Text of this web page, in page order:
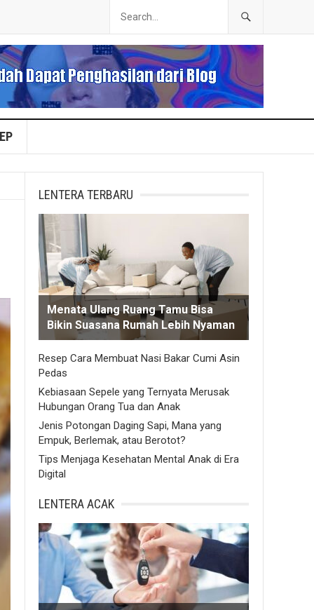
LENTERA TERBARU
Menata Ulang Ruang Tamu Bisa
Bikin Suasana Rumah Lebih Nyaman
Resep Cara Membuat Nasi Bakar Cumi Asin
Pedas
Kebiasaan Sepele yang Ternyata Merusak
Hubungan Orang Tua dan Anak
Jenis Potongan Daging Sapi, Mana yang
Empuk, Berlemak, atau Berotot?
Tips Menjaga Kesehatan Mental Anak di Era
Digital
LENTERA ACAK